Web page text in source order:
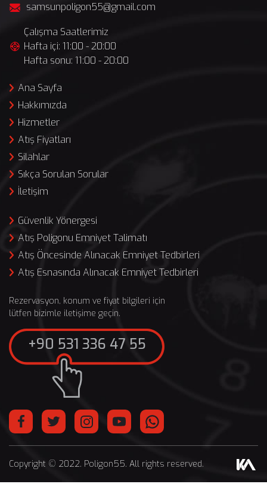
samsunpoligon55@gmail.com
Çalışma Saatlerimiz
Hafta içi: 11:00 - 20:00
Hafta sonu: 11:00 - 20:00
Ana Sayfa
Hakkımızda
Hizmetler
Atış Fiyatları
Silahlar
Sıkça Sorulan Sorular
İletişim
Güvenlik Yönergesi
Atış Poligonu Emniyet Talimatı
Atış Öncesinde Alınacak Emniyet Tedbirleri
Atış Esnasında Alınacak Emniyet Tedbirleri
Rezervasyon, konum ve fiyat bilgileri için
lütfen bizimle iletişime geçin.
+90 531 336 47 55
Copyright © 2022. Poligon55. All rights reserved.